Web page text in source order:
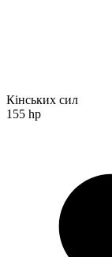
Кінських сил
155 hp